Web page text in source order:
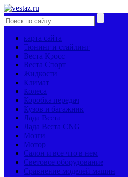
карта сайта
Тюнинг и стайлинг
Веста Кросс
Веста Спорт
Жидкости
Климат
Колеса
Коробка передач
Кузов и багажник
Лада Веста
Лада Веста CNG
Мозги
Мотор
Салон и все что в нем
Световое оборудование
Сравнение моделей машин